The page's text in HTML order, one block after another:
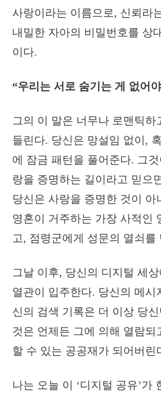
사랑이라는 이름으로, 신뢰라
내밀한 자아의 비밀번호를 상
이다.
“우리는 서로 숨기는 게 없어
그의 이 말은 너무나 로맨틱하
들린다. 당신은 망설임 없이,
에 잠금 패턴을 풀어준다. 그
랑을 증명하는 길이라고 믿으
당신은 사랑을 증명한 것이 아
영혼이 거주하는 가장 사적인
고, 점령군에게 성문의 열쇠를
그날 이후, 당신의 디지털 세
열관이 입주한다. 당신의 메시
신의 검색 기록은 더 이상 당
것은 언제든 그에 의해 열람되
할 수 있는 공공재가 되어버린
나는 오늘 이 ‘디지털 공유’가